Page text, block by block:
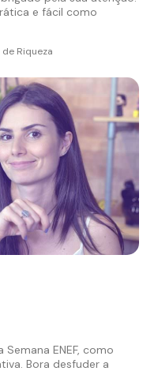
e fácil como
de Riqueza
ENEF, como
Bora desfuder a